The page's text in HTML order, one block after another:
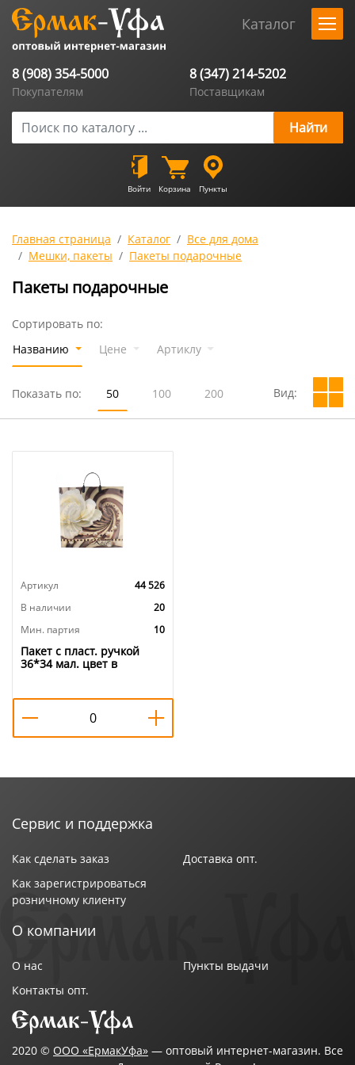
Каталог
8 (908) 354-5000
Покупателям
8 (347) 214-5202
Поставщикам
Войти Корзина Пункты
Главная страница Каталог
Все для дома
Мешки, пакеты
Пакеты подарочные
Пакеты подарочные
Сортировать по:
Названию
Цене Артиклу
Показать по: 50 100 200 Вид:
Артикул
44 526
В наличии
20
Мин. партия
10
Пакет с пласт. ручкой
36*34 мал. цвет в
Сервис и поддержка
Как сделать заказ
Как зарегистрироваться
розничному клиенту
Доставка опт.
О компании
О нас
Контакты опт.
Пункты выдачи
2020 © ООО «ЕрмакУфа» — оптовый интернет-магазин. Все